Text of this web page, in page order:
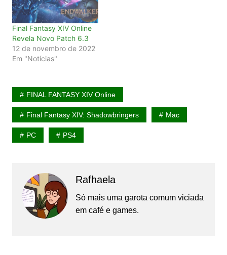
Final Fantasy XIV Online
Revela Novo Patch 6.3
12 de novembro de 2022
Em "Notícias"
FINAL FANTASY XIV Online
Final Fantasy XIV: Shadowbringers Mac
PC PS4
Rafhaela
Só mais uma garota comum viciada
em café e games.